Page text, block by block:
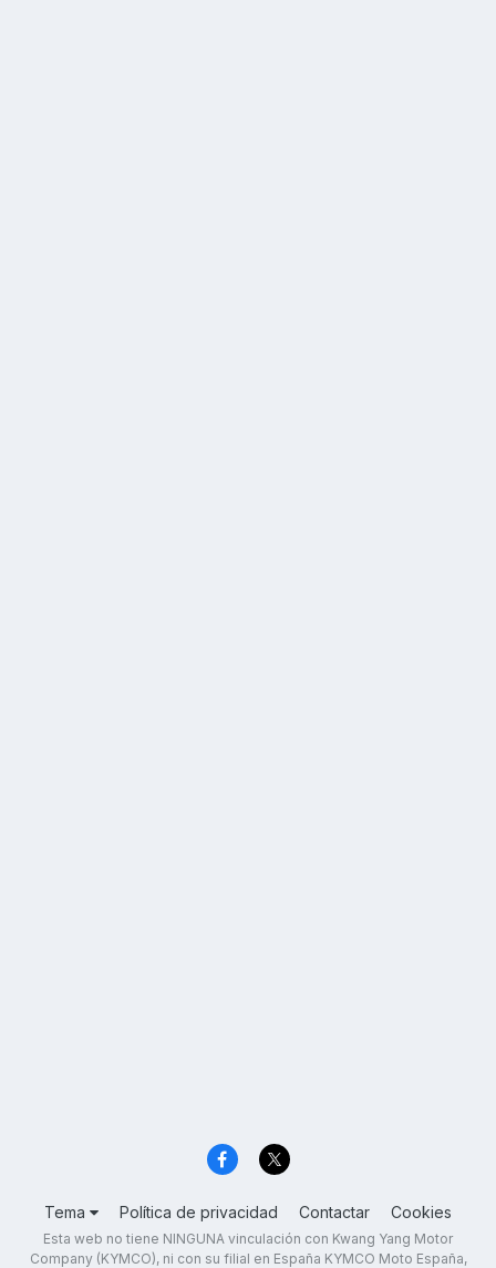
Tema Política de privacidad Contactar Cookies
Esta web no tiene NINGUNA vinculación con Kwang Yang Motor
Company (KYMCO), ni con su filial en España KYMCO Moto España,